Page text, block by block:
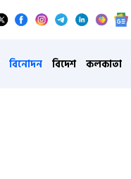
বিনোদন বিদেশ কলকাতা